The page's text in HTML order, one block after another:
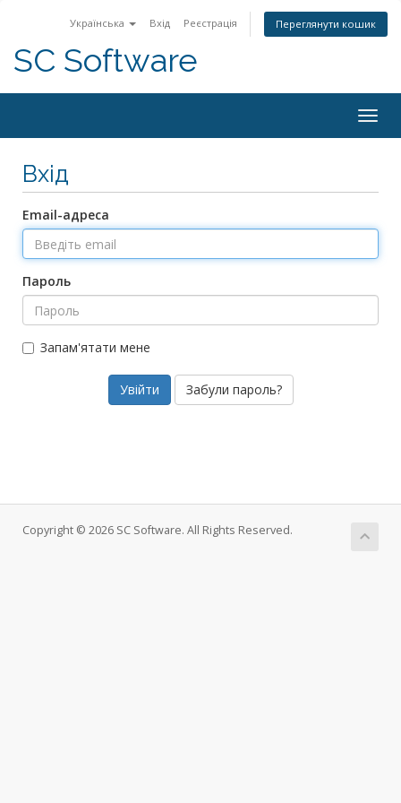
Українська Вхід Реєстрація Переглянути кошик
SC Software
Вхід
Email-адреса
Пароль
Запам'ятати мене
Забули пароль?
Copyright © 2026 SC Software. All Rights Reserved.